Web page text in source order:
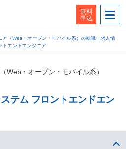
無料
申込
ア（Web・オープン・モバイル系）の転職・求人情
トエンドエンジニア
Web・オープン・モバイル系）
テム フロントエンドエン